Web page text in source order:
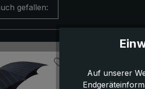
gefallen:
Auf unserer